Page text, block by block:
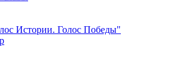
Истории. Голос Победы"